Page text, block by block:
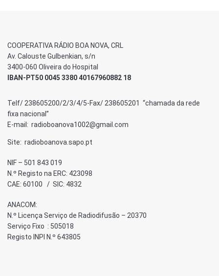
COOPERATIVA RÁDIO BOA NOVA, CRL
Av. Calouste Gulbenkian, s/n
3400-060 Oliveira do Hospital
IBAN-PT50 0045 3380 40167960882 18
Telf/ 238605200/2/3/4/5-Fax/ 238605201 “chamada da rede
fixa nacional”
E-mail: radioboanova1002@gmail.com
Site: radioboanova.sapo.pt
NIF – 501 843 019
N.º Registo na ERC: 423098
CAE: 60100 / SIC: 4832
ANACOM:
N.º Licença Serviço de Radiodifusão – 20370
Serviço Fixo : 505018
Registo INPI N.º 643805